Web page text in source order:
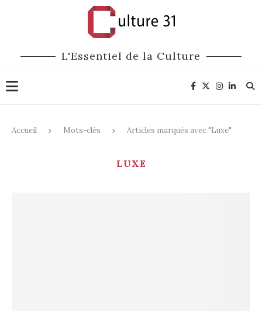
L'Essentiel de la Culture
Accueil Mots-clés Articles marqués avec "Luxe"
LUXE